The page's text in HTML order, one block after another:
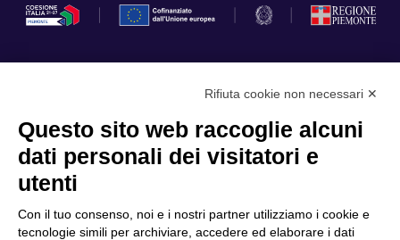
Cookie Policy
Scopri il Polo
Partner
Finanziamenti e bandi
Rifiuta cookie non necessari ✕
Questo sito web raccoglie alcuni
dati personali dei visitatori e
utenti
Con il tuo consenso, noi e i nostri partner utilizziamo i cookie e
tecnologie simili per archiviare, accedere ed elaborare i dati